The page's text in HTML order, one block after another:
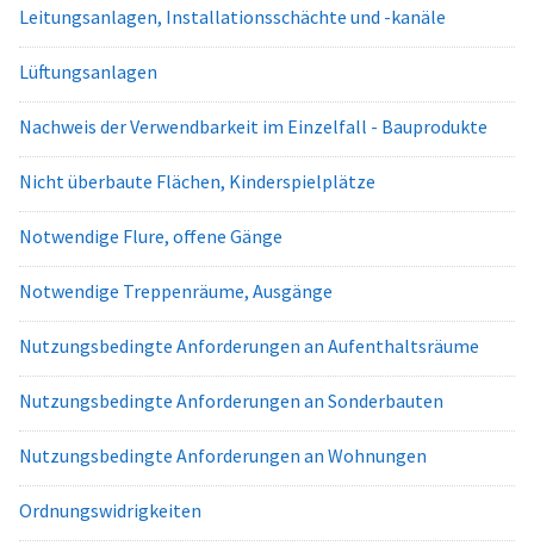
Leitungsanlagen, Installationsschächte und -kanäle
Lüftungsanlagen
Nachweis der Verwendbarkeit im Einzelfall - Bauprodukte
Nicht überbaute Flächen, Kinderspielplätze
Notwendige Flure, offene Gänge
Notwendige Treppenräume, Ausgänge
Nutzungsbedingte Anforderungen an Aufenthaltsräume
Nutzungsbedingte Anforderungen an Sonderbauten
Nutzungsbedingte Anforderungen an Wohnungen
Ordnungswidrigkeiten